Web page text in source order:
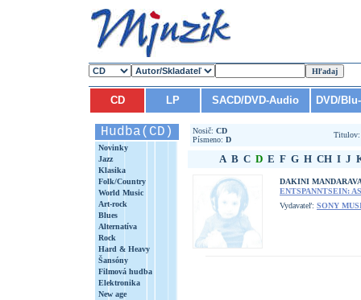
CD LP SACD/DVD-Audio DVD/
Hudba(CD)
Novinky
Jazz
Klasika
Folk/Country
World Music
Art-rock
Blues
Alternatíva
Rock
Hard & Heavy
Šansóny
Filmová hudba
Elektronika
New age
Nosič: CD
Písmeno: D
A B C D E F G H CH I J
DAKINI
ENTSPANNTSEIN:
Vydavateľ: SONY